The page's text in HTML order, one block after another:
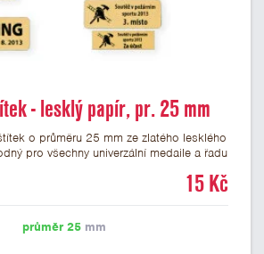
- lesklý papír, pr. 25 mm
o průměru 25 mm ze zlatého lesklého
pro všechny univerzální medaile a řadu
vytisknout logo nebo text dle vašeho
15 Kč
průměr 25 mm